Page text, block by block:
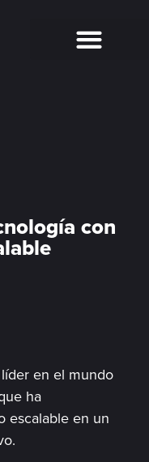
con
en el mundo
ha
escalable en un